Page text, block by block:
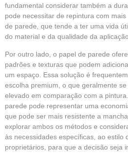
fundamental considerar também a
pode necessitar de repintura com
de parede, que tende a ter uma vida
do material e da qualidade da
Por outro lado, o papel de parede
padrões e texturas que podem
um espaço. Essa solução é
escolha premium, o que geralmente
elevado em comparação com a
parede pode representar uma
que pode ser mais resistente a
explorar ambos os métodos e
às necessidades específicas, ao estilo
proprietários, para que a decisão seja